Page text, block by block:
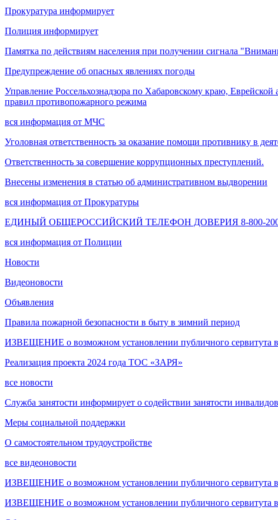
Прокуратура информирует
Полиция информирует
Памятка по действиям населения при получении сигнала
Предупреждение об опасных явлениях погоды
Управление Россельхознадзора по Хабаровскому краю,
правил противопожарного режима
вся информация от МЧС
Уголовная ответственность за оказание помощи противнику в
Ответственность за совершение коррупционных преступлений.
Внесены изменения в статью об административном выдворении
вся информация от Прокуратуры
ЕДИНЫЙ ОБЩЕРОССИЙСКИЙ ТЕЛЕФОН ДОВЕРИЯ 8-800-
вся информация от Полиции
Новости
Видеоновости
Объявления
Правила пожарной безопасности в быту в зимний период
ИЗВЕЩЕНИЕ о возможном установлении публичного сервитута в
Реализация проекта 2024 года ТОС «ЗАРЯ»
все новости
Служба занятости информирует о содействии занятости инвалидов
Меры социальной поддержки
О самостоятельном трудоустройстве
все видеоновости
ИЗВЕЩЕНИЕ о возможном установлении публичного сервитута в
ИЗВЕЩЕНИЕ о возможном установлении публичного сервитута в